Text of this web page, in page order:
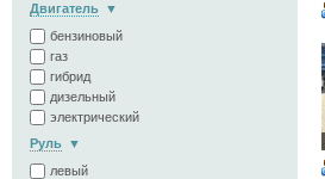
Двигатель
бензиновый
газ
гибрид
дизельный
электрический
Руль
левый